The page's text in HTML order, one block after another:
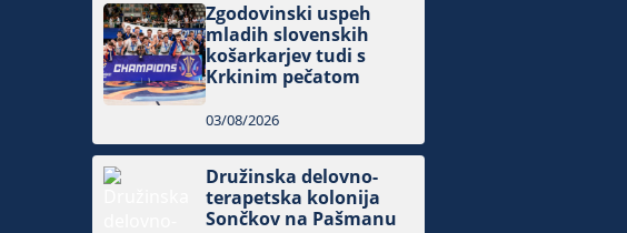
Zgodovinski uspeh
mladih slovenskih
košarkarjev tudi s
Krkinim pečatom
03/08/2026
Družinska delovno-
terapetska kolonija
Sončkov na Pašmanu